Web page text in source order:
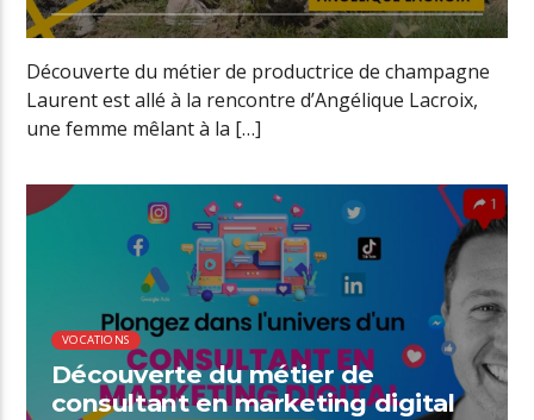
Découverte du métier de productrice de champagne
Laurent est allé à la rencontre d’Angélique Lacroix,
une femme mêlant à la […]
00:34 READ TIME
VOCATIONS
Découverte du métier de
consultant en marketing digital